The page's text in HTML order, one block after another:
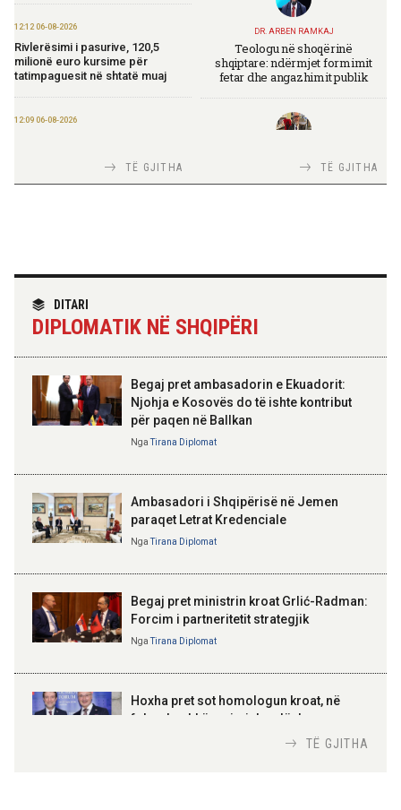
12:12 06-08-2026
Rivlerësimi i pasurive, 120,5
milionë euro kursime për
tatimpaguesit në shtatë muaj
12:09 06-08-2026
09:52 06-08-2026
Përmbarimi Shtetëror, 22 zyra në
vendimeve të gjykatave
09:50 06-08-2026
Sejko: TIPS Clone do të ulë
mund të kursejë deri në 38
TË GJITHA
DR. ARBEN RAMKAJ
Teologu në shoqërinë
shqiptare: ndërmjet formimit
fetar dhe angazhimit publik
TIRANA DIPLOMAT
TIRANA DIPLOMAT
Skënderbeut dhe Ismail
Kosovë!
100-vjetori i themelimit të
Urdhrit të Skënderbeut
TË GJITHA
DITARI
DIPLOMATIK NË SHQIPËRI
Begaj pret ambasadorin e Ekuadorit:
Njohja e Kosovës do të ishte kontribut
për paqen në Ballkan
NgaTirana Diplomat
Ambasadori i Shqipërisë në Jemen
paraqet Letrat Kredenciale
NgaTirana Diplomat
Begaj pret ministrin kroat Grlić-Radman:
Forcim i partneritetit strategjik
NgaTirana Diplomat
Hoxha pret sot homologun kroat, në
fokus bashkëpunimi dypalësh
TË GJITHA